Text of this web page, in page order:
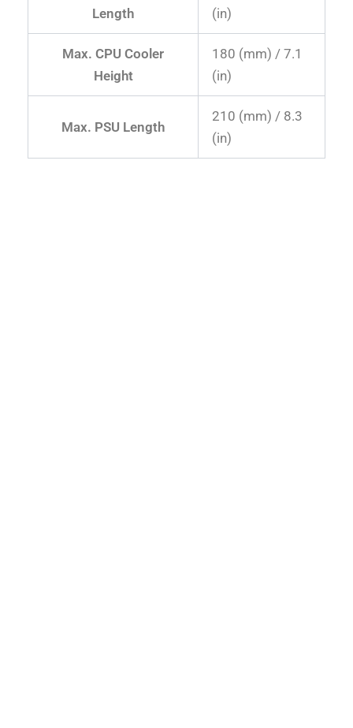
Length
(in)
Max. CPU Cooler
Height
180 (mm) / 7.1
(in)
Max. PSU Length
210 (mm) / 8.3
(in)